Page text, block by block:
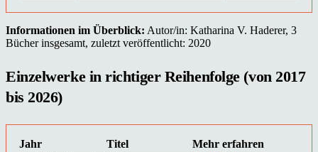
Informationen im Überblick: Autor/in: Katharina V. Haderer, 3
Bücher insgesamt, zuletzt veröffentlicht: 2020
Einzelwerke in richtiger Reihenfolge (von 2017
bis 2026)
Jahr Titel
Mehr erfahren